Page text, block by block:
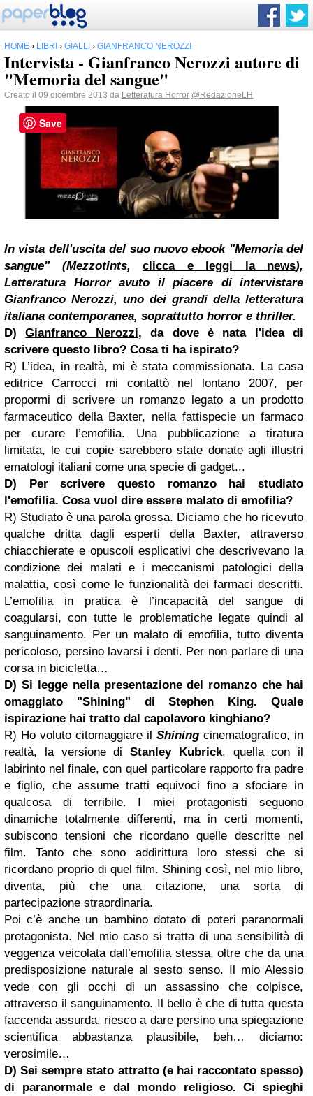
HOME › LIBRI › GIALLI › GIANFRANCO NEROZZI
Intervista - Gianfranco Nerozzi autore di
"Memoria del sangue"
Creato il 09 dicembre 2013 da Letteratura Horror @RedazioneLH
In vista dell'uscita del suo nuovo ebook "Memoria del
sangue" (Mezzotints, clicca e leggi la news),
Letteratura Horror avuto il piacere di intervistare
Gianfranco Nerozzi, uno dei grandi della letteratura
italiana contemporanea, soprattutto horror e thriller.
D)Gianfranco Nerozzi, da dove è nata l'idea di
scrivere questo libro? Cosa ti ha ispirato?
R) L’idea, in realtà, mi è stata commissionata. La casa
editrice Carrocci mi contattò nel lontano 2007, per
propormi di scrivere un romanzo legato a un prodotto
farmaceutico della Baxter, nella fattispecie un farmaco
per curare l’emofilia. Una pubblicazione a tiratura
limitata, le cui copie sarebbero state donate agli illustri
ematologi italiani come una specie di gadget...
D) Per scrivere questo romanzo hai studiato
l'emofilia. Cosa vuol dire essere malato di emofilia?
R) Studiato è una parola grossa. Diciamo che ho ricevuto
qualche dritta dagli esperti della Baxter, attraverso
chiacchierate e opuscoli esplicativi che descrivevano la
condizione dei malati e i meccanismi patologici della
malattia, così come le funzionalità dei farmaci descritti.
L’emofilia in pratica è l’incapacità del sangue di
coagularsi, con tutte le problematiche legate quindi al
sanguinamento. Per un malato di emofilia, tutto diventa
pericoloso, persino lavarsi i denti. Per non parlare di una
corsa in bicicletta…
D) Si legge nella presentazione del romanzo che hai
omaggiato "Shining" diStephen King. Quale
ispirazione hai tratto dal capolavoro kinghiano?
R) Ho voluto citomaggiare il Shining cinematografico, in
realtà, la versione di Stanley Kubrick, quella con il
labirinto nel finale, con quel particolare rapporto fra padre
e figlio, che assume tratti equivoci fino a sfociare in
qualcosa di terribile. I miei protagonisti seguono
dinamiche totalmente differenti, ma in certi momenti,
subiscono tensioni che ricordano quelle descritte nel
film. Tanto che sono addirittura loro stessi che si
ricordano proprio di quel film. Shining così, nel mio libro,
diventa, più che una citazione, una sorta di
partecipazione straordinaria.
Poi c’è anche un bambino dotato di poteri paranormali
protagonista. Nel mio caso si tratta di una sensibilità di
veggenza veicolata dall’emofilia stessa, oltre che da una
predisposizione naturale al sesto senso. Il mio Alessio
vede con gli occhi di un assassino che colpisce,
attraverso il sanguinamento. Il bello è che di tutta questa
faccenda assurda, riesco a dare persino una spiegazione
scientifica abbastanza plausibile, beh… diciamo:
verosimile…
D) Sei sempre stato attratto (e hai raccontato spesso)
di paranormale e dal mondo religioso. Ci spieghi
Save